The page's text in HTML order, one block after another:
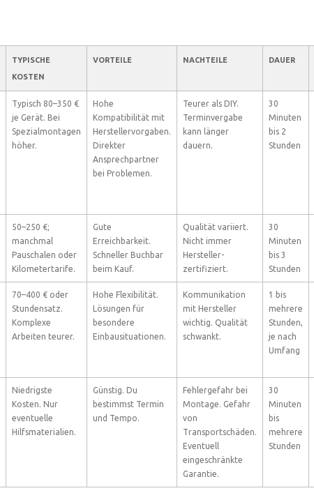
TYPISCHE
KOSTEN
VORTEILE NACHTEILE DAUER
Typisch 80–350 €
je Gerät. Bei
Spezialmontagen
höher.
Hohe
Kompatibilität mit
Herstellervorgaben.
Direkter
Ansprechpartner
bei Problemen.
Teurer als DIY.
Terminvergabe
kann länger
dauern.
30
Minuten
bis 2
Stunden
50–250 €;
manchmal
Pauschalen oder
Kilometertarife.
Gute
Erreichbarkeit.
Schneller Buchbar
beim Kauf.
Qualität variiert.
Nicht immer
Hersteller-
zertifiziert.
30
Minuten
bis 3
Stunden
70–400 € oder
Stundensatz.
Komplexe
Arbeiten teurer.
Hohe Flexibilität.
Lösungen für
besondere
Einbausituationen.
Kommunikation
mit Hersteller
wichtig. Qualität
schwankt.
1 bis
mehrere
Stunden,
je nach
Umfang
Niedrigste
Kosten. Nur
eventuelle
Hilfsmaterialien.
Günstig. Du
bestimmst Termin
und Tempo.
Fehlergefahr bei
Montage. Gefahr
von
Transportschäden.
Eventuell
eingeschränkte
Garantie.
30
Minuten
bis
mehrere
Stunden